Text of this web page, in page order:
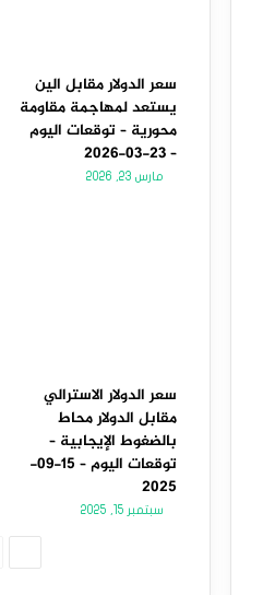
سعر الدولار مقابل الين
يستعد لمهاجمة مقاومة
محورية – توقعات اليوم
– 23-03-2026
مارس 23, 2026
سعر الدولار الاسترالي
مقابل الدولار محاط
بالضغوط الإيجابية –
توقعات اليوم – 15-09-
2025
سبتمبر 15, 2025